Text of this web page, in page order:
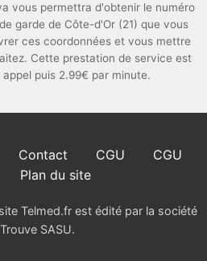
vous permettra d'obtenir le numéro
garde de Côte-d'Or (21) que vous
ces coordonnées et vous mettre
Cette prestation de service est
puis 2.99€ par minute.
Contact CGU
CGU
Plan du site
Telmed.fr est édité par la société
SASU.